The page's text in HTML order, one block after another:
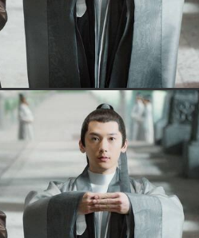
話パック
1～10話パック